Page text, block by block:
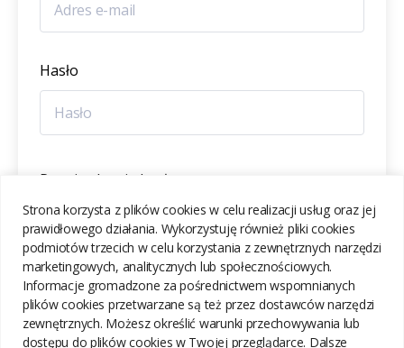
Strona korzysta z plików cookies w celu realizacji usług oraz jej
prawidłowego działania. Wykorzystuję również pliki cookies
podmiotów trzecich w celu korzystania z zewnętrznych narzędzi
marketingowych, analitycznych lub społecznościowych.
Informacje gromadzone za pośrednictwem wspomnianych
plików cookies przetwarzane są też przez dostawców narzędzi
zewnętrznych. Możesz określić warunki przechowywania lub
dostępu do plików cookies w Twojej przeglądarce. Dalsze
Hasło
Potwierdzenie hasła
ZAREJESTRUJ SIĘ